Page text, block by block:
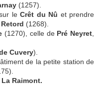
(1257).
leCrêt du Nû et prendre
(1268).
(1270), celle de Pré Neyret
Cuvery).
de la petite station de
Raimont.